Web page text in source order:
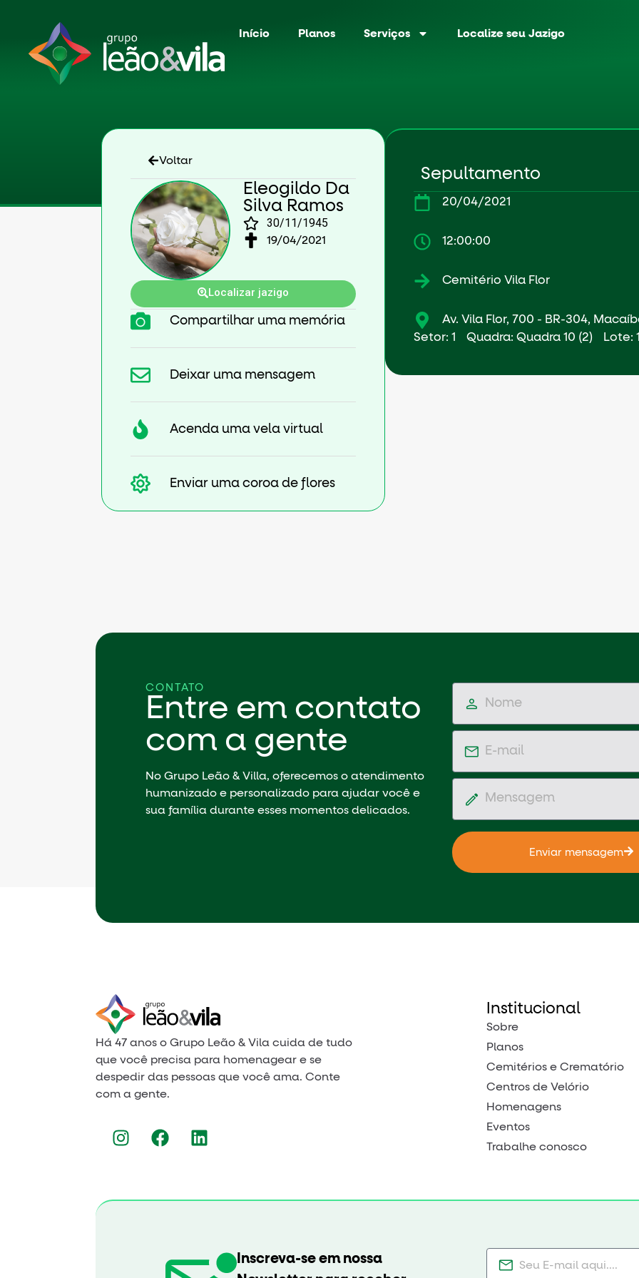
Início Planos Serviços Localize seu Jazigo
Voltar
Eleogildo Da
Silva Ramos
30/11/1945
19/04/2021
Localizar jazigo
Compartilhar uma memória
Deixar uma mensagem
Acenda uma vela virtual
Enviar uma coroa de flores
Sepultamento
20/04/2021
12:00:00
Cemitério Vila Flor
Av. Vila Flor, 700 - BR-304,
Setor: 1
Quadra: Quadra 10 (2) Lote:
CONTATO
Entre em contato
com a gente
No Grupo Leão & Villa, oferecemos o atendimento
humanizado e personalizado para ajudar você e
sua família durante esses momentos delicados.
Enviar mensagem
Há 47 anos o Grupo Leão & Vila cuida de tudo
que você precisa para homenagear e se
despedir das pessoas que você ama. Conte
com a gente.
Institucional
Sobre
Planos
Cemitérios e Crematório
Centros de Velório
Homenagens
Eventos
Trabalhe conosco
Inscreva-se em nossa